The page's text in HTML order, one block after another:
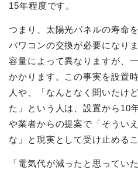
15年程度です。
つまり、太陽光パネルの寿命
パワコンの交換が必要になり
容量によって異なりますが、
かかります。この事実を設置
人や、「なんとなく聞いたけ
た」という人は、設置から10
や業者からの提案で「そうい
な」と現実として受け止める
「電気代が減ったと思ってい